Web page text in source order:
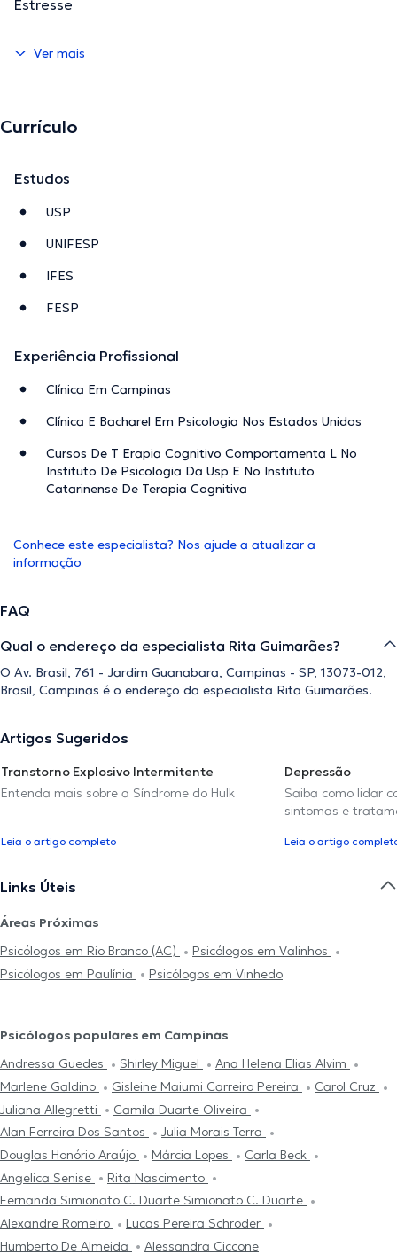
Estresse
Ver mais
Currículo
Estudos
USP
UNIFESP
IFES
FESP
Experiência Profissional
Clínica Em Campinas
Clínica E Bacharel Em Psicologia Nos Estados Unidos
Cursos De T Erapia Cognitivo Comportamenta L No
Instituto De Psicologia Da Usp E No Instituto
Catarinense De Terapia Cognitiva
Conhece este especialista? Nos ajude a atualizar a
informação
FAQ
Qual o endereço da especialista Rita Guimarães?
O Av. Brasil, 761 - Jardim Guanabara, Campinas - SP, 13073-012,
Brasil, Campinas é o endereço da especialista Rita Guimarães.
Artigos Sugeridos
Transtorno Explosivo Intermitente
Entenda mais sobre a Síndrome do Hulk
Leia o artigo completo
Depressão
Saiba como lidar
sintomas e
Leia o artigo
Links Úteis
Áreas Próximas
Psicólogos em Rio Branco (AC)
Psicólogos em Valinhos
Psicólogos em Paulínia
Psicólogos em Vinhedo
Psicólogos populares em Campinas
Andressa Guedes
Shirley Miguel
Ana Helena Elias Alvim
Marlene Galdino
Gisleine Maiumi Carreiro Pereira
Carol Cruz
Juliana Allegretti
Camila Duarte Oliveira
Alan Ferreira Dos Santos
Julia Morais Terra
Douglas Honório Araújo
Márcia Lopes
Carla Beck
Angelica Senise
Rita Nascimento
Fernanda Simionato C. Duarte Simionato C. Duarte
Alexandre Romeiro
Lucas Pereira Schroder
Humberto De Almeida
Alessandra Ciccone